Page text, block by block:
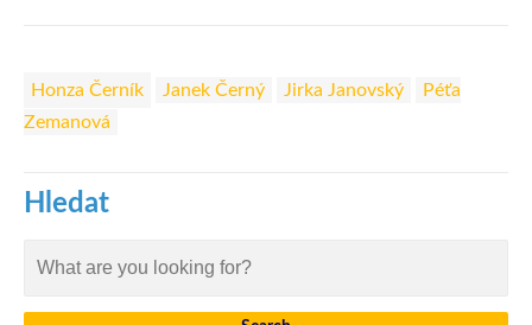
Honza Černík Janek Černý Jirka Janovský
Péťa
Zemanová
Hledat